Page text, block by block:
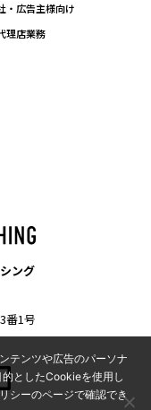
・広告主様向け
理店業務
ング
番1号
テンツや広告のパーソナ
としたCookieを使用し
シーのページで確認でき